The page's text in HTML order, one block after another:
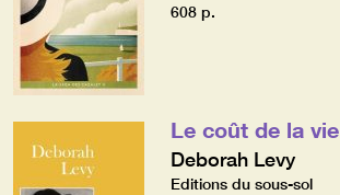
608 p.
Le coût de la vie
Deborah Levy
Editions du sous-sol